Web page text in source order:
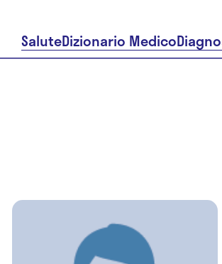
SaluteDizionario Medico